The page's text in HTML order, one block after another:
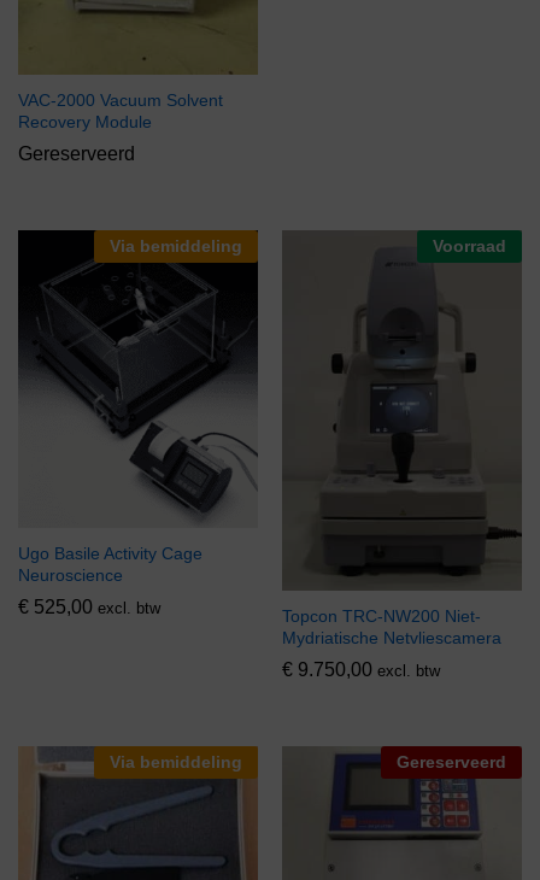
VAC-2000 Vacuum Solvent
Recovery Module
Gereserveerd
Via bemiddeling
Ugo Basile Activity Cage
Neuroscience
€ 525,00 excl. btw
Voorraad
Topcon TRC-NW200 Niet-
Mydriatische Netvliescamera
€ 9.750,00 excl. btw
Via bemiddeling Gereserveerd